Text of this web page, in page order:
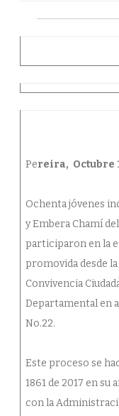
Pereira, Octubre
Ochenta jóvenes
y Embera Chamí
participaron en la
promovida desde
Convivencia
Departamental en
No.22.
Este proceso se
1861 de 2017 en
con la